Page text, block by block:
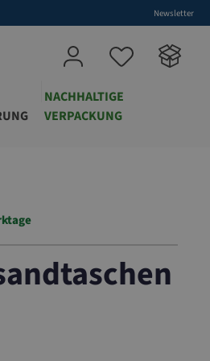
Newsletter
NACHHALTIGE
VERPACKUNG